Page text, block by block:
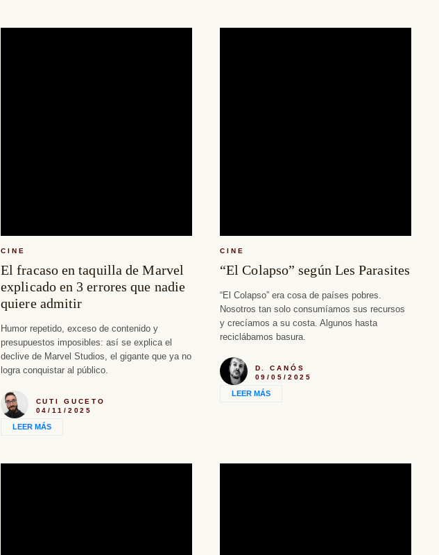
CINE
El fracaso en taquilla de Marvel
explicado en 3 errores que nadie
quiere admitir
Humor repetido, exceso de contenido y
presupuestos imposibles: así se explica el
declive de Marvel Studios, el gigante que ya no
logra conquistar al público.
CUTI GUCETO
04/11/2025
LEER MÁS
CINE
“El Colapso” según Les Parasites
“El Colapso” era cosa de países pobres.
Nosotros tan solo consumíamos sus recursos
y crecíamos a su costa. Algunos hasta
reciclábamos basura.
D. CANÓS
09/05/2025
LEER MÁS